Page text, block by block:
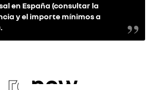
en España (consultar la
y el importe mínimos a
re new